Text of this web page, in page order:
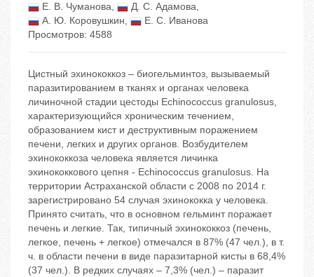
Е. В. Чуманова, Д. С. Адамова,
А. Ю. Коровушкин,
Е. С. Иванова
Просмотров: 4588
Цистный эхинококкоз – биогельминтоз, вызываемый
паразитированием в тканях и органах человека
личиночной стадии цестоды Echinococcus granulosus,
характеризующийся хроническим течением,
образованием кист и деструктивным поражением
печени, легких и других органов. Возбудителем
эхинококкоза человека является личинка
эхинококкового цепня - Echinococcus granulosus. На
территории Астраханской области с 2008 по 2014 г.
зарегистрировано 54 случая эхинококка у человека.
Принято считать, что в основном гельминт поражает
печень и легкие. Так, типичный эхинококкоз (печень,
легкое, печень + легкое) отмечался в 87% (47 чел.), в т.
ч. в области печени в виде паразитарной кисты в 68,4%
(37 чел.). В редких случаях – 7,3% (чел.) – паразит